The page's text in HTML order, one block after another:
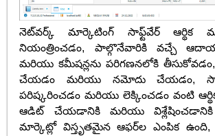
నెట్‌వర్క్ మార్కెటింగ్ సాఫ్ట్‌వేర్ ఆర్థిక
నియంత్రించడం, పాల్గొనేవారికి వచ్చే
మరియు కమీషన్లను పరిగణనలోకి
చేయడం మరియు నమోదు చేయడం,
పరిష్కరించడం మరియు లెక్కించడం వంటి
ఆడిట్ చేయడానికి మరియు విశ్లేషించడానికి
మార్కెట్లో విస్తృతమైన ఆఫర్‌ల ఎంపిక